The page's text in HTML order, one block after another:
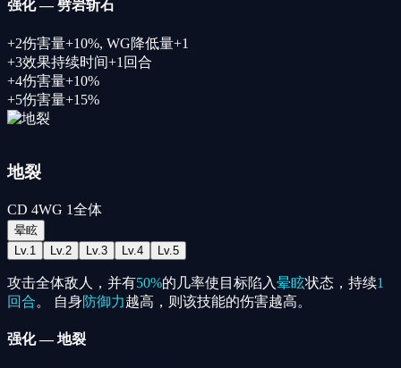
强化—劈岩斩石
+2伤害量+10%, WG降低量+1
+3效果持续时间+1回合
+4伤害量+10%
+5伤害量+15%
地裂
CD 4WG 1全体
晕眩
Lv. 1 Lv. 2 Lv. 3 Lv. 4 Lv. 5
攻击全体敌人，并有50%的几率使目标陷入晕眩状态，持续1
回合。 自身防御力越高，则该技能的伤害越高。
强化—地裂